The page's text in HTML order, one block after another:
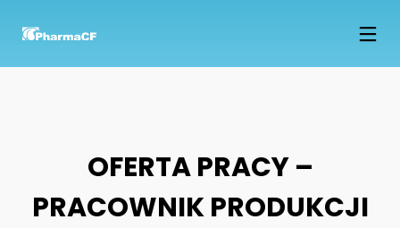
15
14
STYCZEŃ
2018
PREPARAT Z OLEJKIEM
DRZEWA HERBACIANEGO
OFERTA PRACY –
PRACOWNIK PRODUKCJI